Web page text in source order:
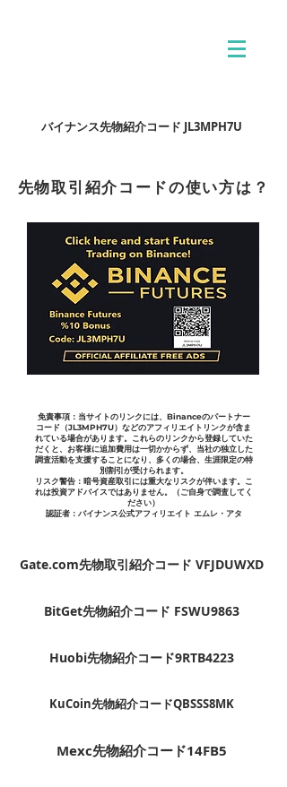
バイナンス先物紹介コード JL3MPH7U
先物取引紹介コードの使い方は？
免責事項：当サイトのリンクには、Binanceのパートナー
コード（JL3MPH7U）などのアフィリエイトリンクが含ま
れている場合があります。これらのリンクから登録していた
だくと、お客様に追加費用は一切かからず、当社の独立した
調査活動を支援することになり、多くの場合、生涯限定の特
別割引が受けられます。
リスク警告：暗号資産取引には重大なリスクが伴います。こ
れは投資アドバイスではありません。（ご自身で調査してく
ださい）
認証者：バイナンス公式アフィリエイト エムレ・アタ
Gate.com先物取引紹介コード VFJDUWXD
BitGet先物紹介コード FSWU9863
Huobi先物紹介コード9RTB4223
KuCoin先物紹介コードQBSSS8MK
Mexc先物紹介コード14FB5